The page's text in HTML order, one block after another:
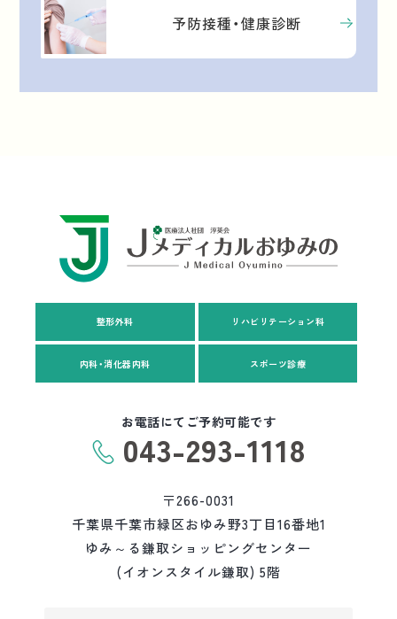
予防接種・健康診断
整形外科 リハビリテーション科
内科・消化器内科 スポーツ診療
お電話にてご予約可能です
043-293-1118
〒266-0031
千葉県千葉市緑区おゆみ野3丁目16番地1
ゆみ～る鎌取ショッピングセンター
(イオンスタイル鎌取) 5階